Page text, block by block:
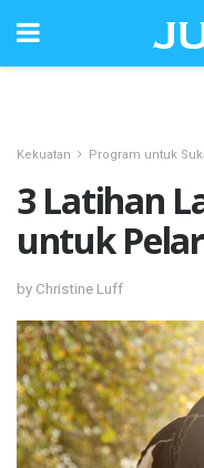
Kekuatan Program untuk
3 Latihan
untuk
by Christine Luff